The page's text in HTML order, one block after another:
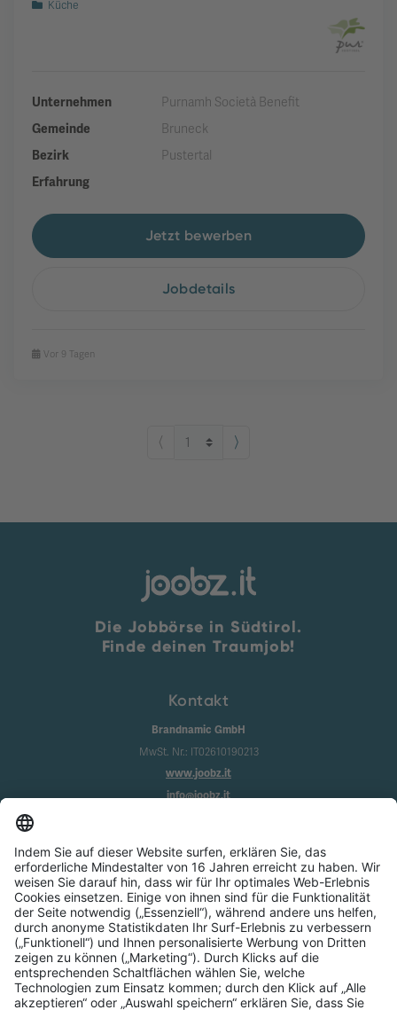
Küche
Unternehmen
Purnamh Società Benefit
Gemeinde
Bruneck
Bezirk
Pustertal
Erfahrung
Jetzt bewerben
Jobdetails
Vor 9 Tagen
⟨ ⟩
Die Jobbörse in Südtirol.
Finde deinen Traumjob!
Kontakt
Brandnamic GmbH
MwSt. Nr.: IT02610190213
www.joobz.it
info@joobz.it
Impressum
Datenschutz
AGB
Cookie-Einstellungen
Service
Über uns